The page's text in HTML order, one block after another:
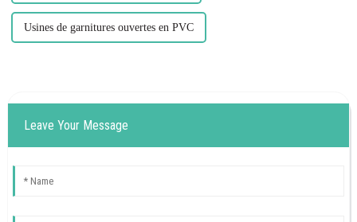
Usines de garnitures ouvertes en PVC
Leave Your Message